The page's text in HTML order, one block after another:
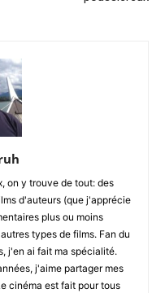
on y trouve de tout: des
d'auteurs (que j'apprécie
plus ou moins
types de films. Fan du
j'en ai fait ma spécialité.
j'aime partager mes
cinéma est fait pour tous